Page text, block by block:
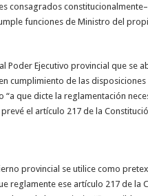
consagrados
funciones de Ministro del
Poder Ejecutivo provincial que se
cumplimiento de las
“a que dicte la reglamentación
el artículo 217 de la
provincial se utilice como
reglamente ese artículo 217 de la